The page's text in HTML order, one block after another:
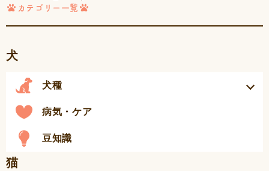
カテゴリー一覧
犬
犬種
病気・ケア
豆知識
猫